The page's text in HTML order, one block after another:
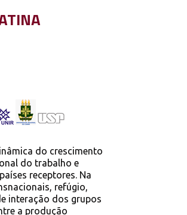
do crescimento
do trabalho e
receptores. Na
refúgio,
interação dos grupos
a produção